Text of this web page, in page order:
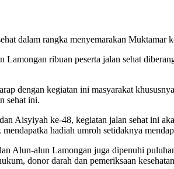
dalam rangka menyemarakan
ribuan peserta jalan sehat
dengan kegiatan ini masyarakat
sehat ini.
Aisyiyah ke-48, kegiatan jalan sehat ini
hadiah umroh setidaknya
Alun-alun Lamongan juga dipenuhi
donor darah dan pemeriksaan